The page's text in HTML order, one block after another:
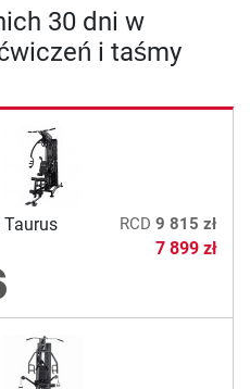
30 dni w
i taśmy
RCD 9 815 zł
7 899 zł